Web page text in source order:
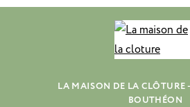
LA MAISON DE LA CLÔTURE
BOUTHÉON